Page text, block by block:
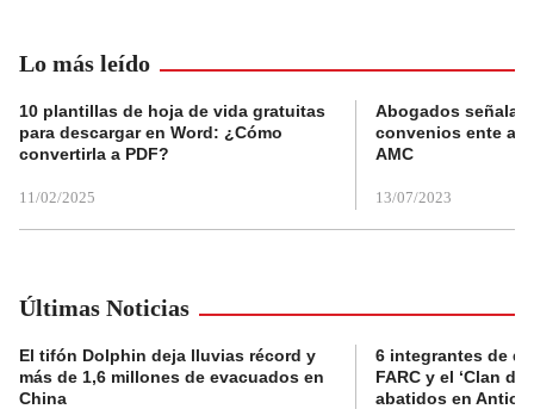
Lo más leído
10 plantillas de hoja de vida gratuitas
para descargar en Word: ¿Cómo
convertirla a PDF?
11/02/2025
Abogados
convenios ente
AMC
13/07/2023
Últimas Noticias
El tifón Dolphin deja lluvias récord y
más de 1,6 millones de evacuados en
China
6 integrantes de
FARC y el ‘Clan
abatidos en